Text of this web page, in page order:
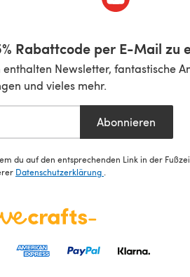
Rabattcode per E-Mail zu
Newsletter, fantastische
und vieles mehr.
Abonnieren
du auf den entsprechenden Link in der
Datenschutzerklärung .